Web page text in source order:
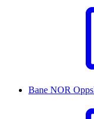
Bane NOR